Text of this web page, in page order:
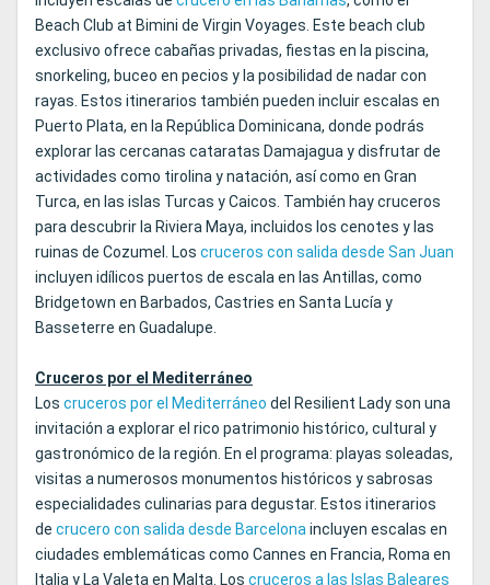
Beach Club at Bimini de Virgin Voyages. Este beach club
exclusivo ofrece cabañas privadas, fiestas en la piscina,
snorkeling, buceo en pecios y la posibilidad de nadar con
rayas. Estos itinerarios también pueden incluir escalas en
Puerto Plata, en la República Dominicana, donde podrás
explorar las cercanas cataratas Damajagua y disfrutar de
actividades como tirolina y natación, así como en Gran
Turca, en las islas Turcas y Caicos. También hay cruceros
para descubrir la Riviera Maya, incluidos los cenotes y las
ruinas de Cozumel. Los cruceros con salida desde San Juan
incluyen idílicos puertos de escala en las Antillas, como
Bridgetown en Barbados, Castries en Santa Lucía y
Basseterre en Guadalupe.
Cruceros por el Mediterráneo
Los cruceros por el Mediterráneo del Resilient Lady son una
invitación a explorar el rico patrimonio histórico, cultural y
gastronómico de la región. En el programa: playas soleadas,
visitas a numerosos monumentos históricos y sabrosas
especialidades culinarias para degustar. Estos itinerarios
de crucero con salida desde Barcelonaincluyen escalas en
ciudades emblemáticas como Cannes en Francia, Roma en
Italia y La Valeta en Malta. Los cruceros a las Islas Baleares